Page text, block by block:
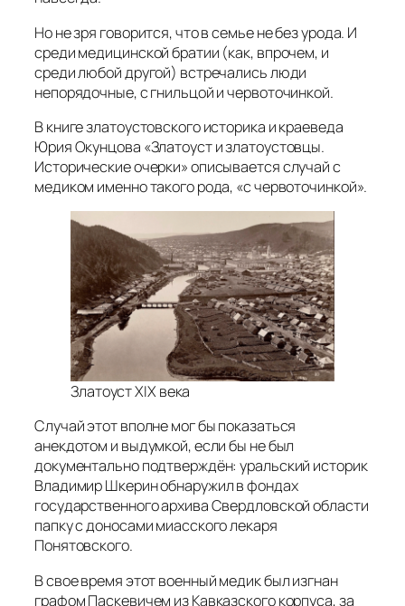
Но не зря говорится, что в семье не без урода. И
среди медицинской братии (как, впрочем, и
среди любой другой) встречались люди
непорядочные, с гнильцой и червоточинкой.
В книге златоустовского историка и краеведа
Юрия Окунцова «Златоуст и златоустовцы.
Исторические очерки» описывается случай с
медиком именно такого рода, «с червоточинкой».
Златоуст XIX века
Случай этот вполне мог бы показаться
анекдотом и выдумкой, если бы не был
документально подтверждён: уральский историк
Владимир Шкерин обнаружил в фондах
государственного архива Свердловской области
папку с доносами миасского лекаря
Понятовского.
В свое время этот военный медик был изгнан
графом Паскевичем из Кавказского корпуса, за